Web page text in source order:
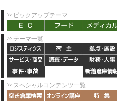
ピックアップテーマ
テーマ一覧
スペシャルコンテンツ一覧